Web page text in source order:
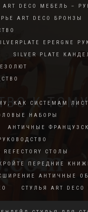
ART DECO МЕБЕЛЬ –
ART DECO БРОНЗЫ
EPERGNE
SILVER PLATE
КАК СИСТЕМАМ
НАБОРЫ
АНТИЧНЫЕ
REFECTORY СТОЛЫ
ПЕРЕДНИЕ
АНТИЧНЫЕ
СТУЛЬЯ ART DECO
К